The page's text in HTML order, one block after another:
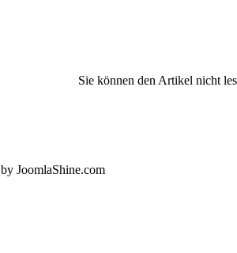
Sie können den Artikel nicht
by JoomlaShine.com